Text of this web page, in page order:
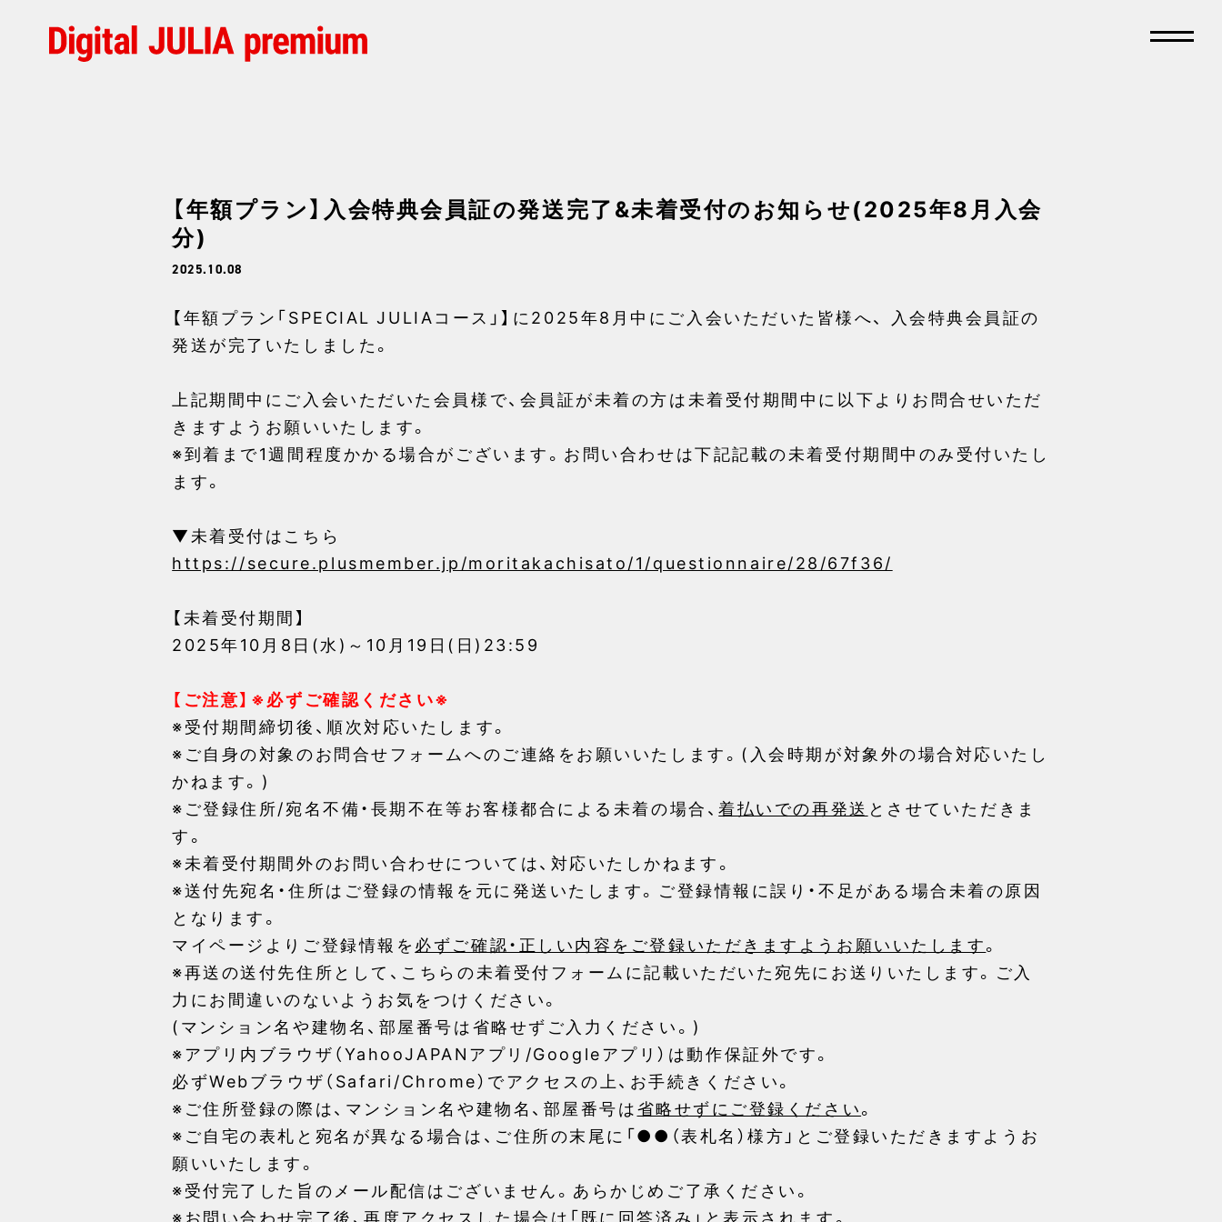
【年額プラン】入会特典会員証の発送完了&未着受付のお知らせ(2025年8月入会
分)
2025.10.08
【年額プラン「SPECIAL JULIAコース」】に2025年8月中にご入会いただいた皆様へ、 入会特典会員証の
発送が完了いたしました。
上記期間中にご入会いただいた会員様で、会員証が未着の方は未着受付期間中に以下よりお問合せいただ
きますようお願いいたします。
※到着まで1週間程度かかる場合がございます。お問い合わせは下記記載の未着受付期間中のみ受付いたし
ます。
▼未着受付はこちら
https://secure.plusmember.jp/moritakachisato/1/questionnaire/28/67f36/
【未着受付期間】
2025年10月8日(水)～10月19日(日)23:59
【ご注意】※必ずご確認ください※
※受付期間締切後、順次対応いたします。
※ご自身の対象のお問合せフォームへのご連絡をお願いいたします。(入会時期が対象外の場合対応いたし
かねます。)
※ご登録住所/宛名不備・長期不在等お客様都合による未着の場合、着払いでの再発送 とさせていただきま
す。
※未着受付期間外のお問い合わせについては、対応いたしかねます。
※送付先宛名・住所はご登録の情報を元に発送いたします。ご登録情報に誤り・不足がある場合未着の原因
となります。
マイページよりご登録情報を必ずご確認・正しい内容をご登録いただきますようお願いいたします。
※再送の送付先住所として、こちらの未着受付フォームに記載いただいた宛先にお送りいたします。ご入
力にお間違いのないようお気をつけください。
(マンション名や建物名、部屋番号は省略せずご入力ください。)
※アプリ内ブラウザ（YahooJAPANアプリ/Googleアプリ）は動作保証外です。
必ずWebブラウザ（Safari/Chrome）でアクセスの上、お手続きください。
※ご住所登録の際は、マンション名や建物名、部屋番号は省略せずにご登録ください。
※ご自宅の表札と宛名が異なる場合は、ご住所の末尾に「●●（表札名）様方」とご登録いただきますようお
願いいたします。
※受付完了した旨のメール配信はございません。あらかじめご了承ください。
※お問い合わせ完了後、再度アクセスした場合は「既に回答済み」と表示されます。